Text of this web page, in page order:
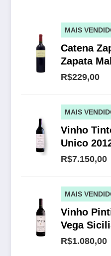
MAIS
Catena
Zapata
R$229,00
MAIS
Vinho
Unico
R$7.150,00
MAIS
Vinho
Vega
R$1.080,00